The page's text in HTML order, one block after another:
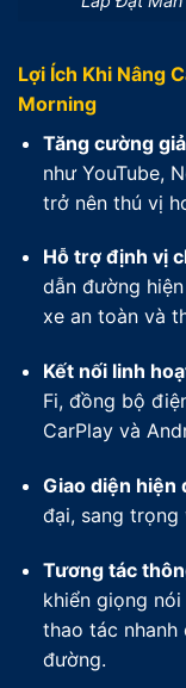
Lợi Ích Khi Nâng
Morning
Tăng cường
như YouTube,
trở nên thú vị
Hỗ trợ định vị
dẫn đường
xe an toàn và
Kết nối linh
Fi, đồng bộ
CarPlay và
Giao diện hiện
đại, sang trọng
Tương tác
khiển giọng
thao tác nhanh
đường.